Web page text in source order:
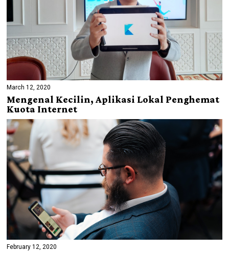
March 12, 2020
Mengenal Kecilin, Aplikasi Lokal Penghemat
Kuota Internet
February 12, 2020